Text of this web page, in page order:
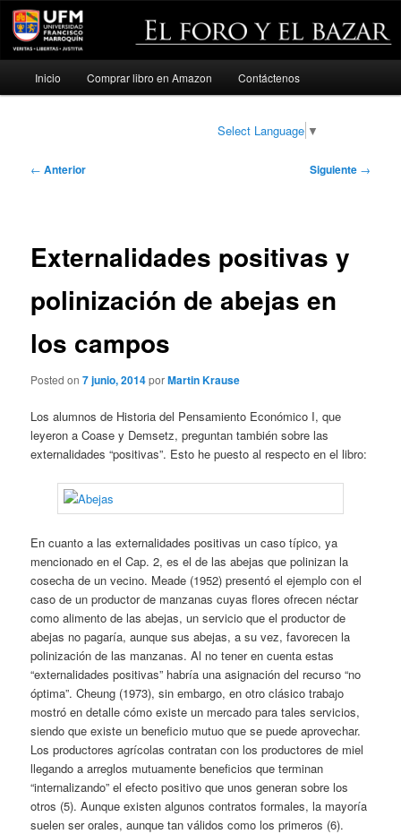
Ir
Inicio Comprar libro en Amazon Contáctenos
Select Language ▼
Navegación
← Anterior Siguiente →
Externalidades positivas y
polinización de abejas en
los campos
Posted on7 junio, 2014porMartin Krause
Los alumnos de Historia del Pensamiento Económico I, que
leyeron a Coase y Demsetz, preguntan también sobre las
externalidades “positivas”. Esto he puesto al respecto en el libro:
En cuanto a las externalidades positivas un caso típico, ya
mencionado en el Cap. 2, es el de las abejas que polinizan la
cosecha de un vecino. Meade (1952) presentó el ejemplo con el
caso de un productor de manzanas cuyas flores ofrecen néctar
como alimento de las abejas, un servicio que el productor de
abejas no pagaría, aunque sus abejas, a su vez, favorecen la
polinización de las manzanas. Al no tener en cuenta estas
“externalidades positivas” habría una asignación del recurso “no
óptima”. Cheung (1973), sin embargo, en otro clásico trabajo
mostró en detalle cómo existe un mercado para tales servicios,
siendo que existe un beneficio mutuo que se puede aprovechar.
Los productores agrícolas contratan con los productores de miel
llegando a arreglos mutuamente beneficios que terminan
“internalizando” el efecto positivo que unos generan sobre los
otros (5). Aunque existen algunos contratos formales, la mayoría
suelen ser orales, aunque tan válidos como los primeros (6).